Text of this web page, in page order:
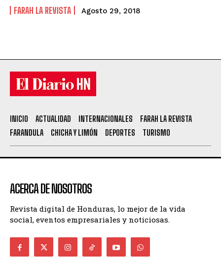
FARAH LA REVISTA Agosto 29, 2018
INICIO ACTUALIDAD INTERNACIONALES
FARAH LA REVISTA
FARANDULA
CHICHA Y LIMÓN DEPORTES TURISMO
ACERCA DE NOSOTROS
Revista digital de Honduras, lo mejor de la vida
social, eventos empresariales y noticiosas.